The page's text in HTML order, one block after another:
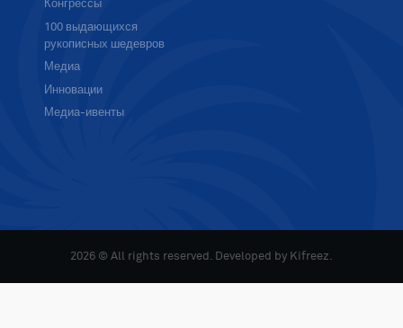
Конгрессы
100 выдающихся
рукописных шедевров
Медиа
Инновации
Медиа-ивенты
2026 © All rights reserved. Developed by Kifreez.